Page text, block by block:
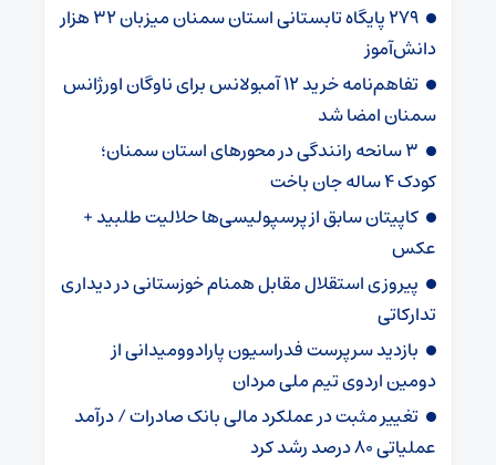
۲۷۹ پایگاه تابستانی استان سمنان میزبان ۳۲ هزار
دانش‌آموز
تفاهم‌نامه خرید ۱۲ آمبولانس برای ناوگان اورژانس
سمنان امضا شد
۳ سانحه رانندگی در محورهای استان سمنان؛
کودک ۴ ساله جان باخت
کاپیتان سابق از پرسپولیسی‌ها حلالیت طلبید +
عکس
پیروزی استقلال مقابل همنام خوزستانی در دیداری
تدارکاتی
بازدید سرپرست فدراسیون پارادوومیدانی از
دومین اردوی تیم ملی مردان
تغییر مثبت در عملکرد مالی بانک صادرات / درآمد
عملیاتی ۸۰ درصد رشد کرد